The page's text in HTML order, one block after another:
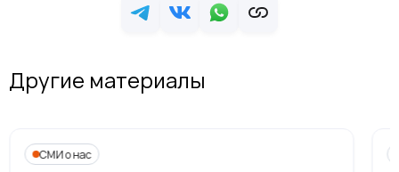
Другие материалы
СМИ о нас